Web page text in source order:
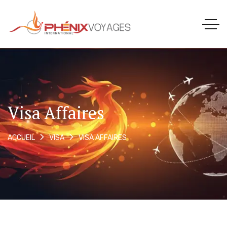
Visa Affaires
ACCUEIL VISA VISA AFFAIRES